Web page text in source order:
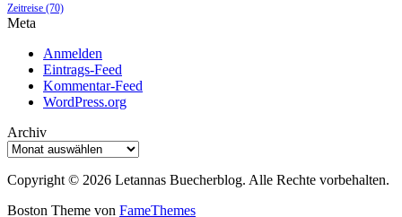
Zeitreise (70)
Meta
Anmelden
Eintrags-Feed
Kommentar-Feed
WordPress.org
Archiv
Archiv
Copyright © 2026 Letannas Buecherblog. Alle Rechte vorbehalten.
Boston Theme von FameThemes